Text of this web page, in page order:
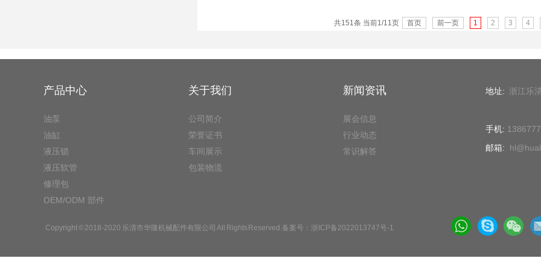
共151条 当前1/11页 首页 前一页 1 2 3 4
产品中心
油泵
油缸
液压锁
液压软管
修理包
OEM/ODM 部件
关于我们
公司简介
荣誉证书
车间展示
包装物流
新闻资讯
展会信息
行业动态
常识解答
地址: 浙江乐
手机:
邮箱:
Copyright © 2018-2020 乐清市华隆机械配件有限公司 All Rights Reserved.备案号： 浙ICP备2022013747号-1